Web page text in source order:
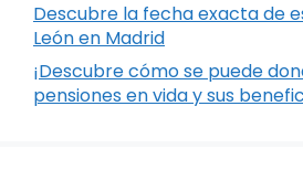
Descubre la fecha exacta de
León en Madrid
¡Descubre cómo se puede
pensiones en vida y sus